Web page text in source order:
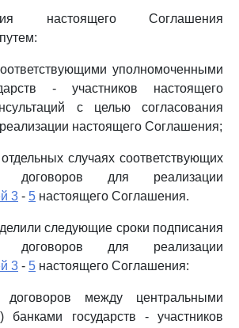
настоящего Соглашения
уполномоченными
- участников настоящего
с целью согласования
настоящего Соглашения;
случаях соответствующих
договоров для реализации
3 - 5 настоящего Соглашения.
следующие сроки подписания
договоров для реализации
3 - 5 настоящего Соглашения:
между центральными
банками государств - участников